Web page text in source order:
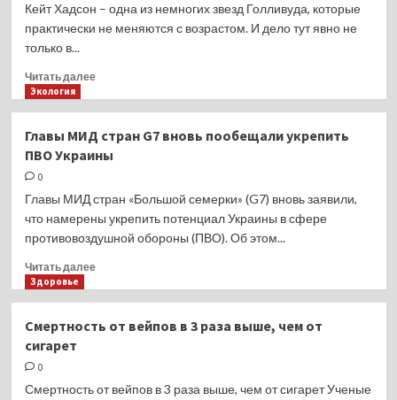
звездные
визажисты
Кейт Хадсон – одна из немногих звезд Голливуда, которые
практически не меняются с возрастом. И дело тут явно не
только в...
Читать далееПрочитать
косметологические
процедуры
Хадсон,
или
Как
ей
меняться
временем
Экология
Главы МИД стран G7 вновь пообещали укрепить
ПВО Украины
0
Главы МИД стран «Большой семерки» (G7) вновь заявили,
что намерены укрепить потенциал Украины в сфере
противовоздушной обороны (ПВО). Об этом...
Читать далееПрочитать
МИД
пообещали
Здоровье
Смертность от вейпов в 3 раза выше, чем от
сигарет
0
Смертность от вейпов в 3 раза выше, чем от сигарет Ученые